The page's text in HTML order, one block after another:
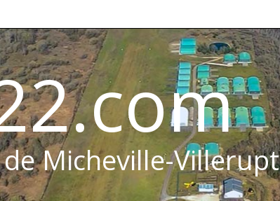
Micheville-Villerupt